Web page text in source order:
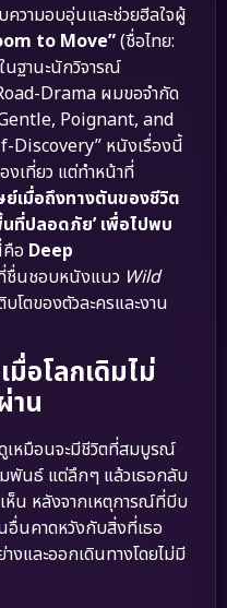
วามอบอุ่นและช่วยฮีลใจผู้
to Move”(ชื่อไทย:
นฐานะนักวิจารณ์
Drama ผมขอจำกัด
Gentle, Poignant, and
หนังเรื่องนี้
งเที่ยว แต่ทำหน้าที่
ย์เมื่อถึงทางตันของชีวิต
นที่ปลอดภัย’ เพื่อไปพบ
อ Deep
ชื่นชอบหนังแนว Wild
โตของตัวละครและงาน
มื่อโลกเดิมไม่
าน
เหมือนจะมีชีวิตที่สมบูรณ์
พันธ์ แต่ลึกๆ แล้วเธอกลับ
ห็น หลังจากเหตุการณ์ที่บีบ
อื่นคาดหวังกับสิ่งที่เธอ
งและออกเดินทางโดยไม่มี